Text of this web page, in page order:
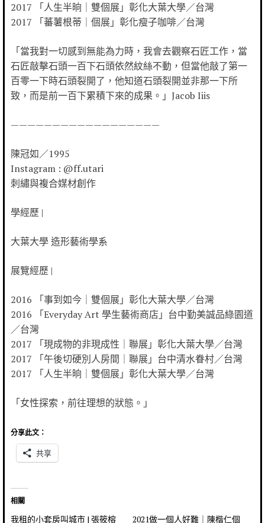
2017 「人生半晌｜雙個展」彰化大葉大學／台灣
2017 「蕃薯根蒂｜個展」彰化瘦子咖啡／台灣
「當我對一切感到無能為力時，我會去觀察石匠工作，當
石匠敲擊石頭一百下石頭依然紋絲不動，但當他敲了第一
百零一下時石頭裂開了，他知道石頭裂開並非那一下所
致，而是前一百下累積下來的成果。」Jacob Iiis
——————————————————
陳冠如／1995
Instagram : @ff.utari
刺繡與複合媒材創作
學經歷 |
大葉大學 造形藝術學系
展覽經歷 |
2016 「事到如今｜雙個展」彰化大葉大學／台灣
2016 「Everyday Art 學生藝術商店」台中勤美誠品綠園道
／台灣
2017 「現成物的非現成性｜聯展」彰化大葉大學／台灣
2017 「午後切硬別人房間｜聯展」台中清水眷村／台灣
2017 「人生半晌｜雙個展」彰化大葉大學／台灣
「女性探索，前往理想的狀態。」
分享此文：
共享
相關
我租的小套房叫城市 | 張筱榕
2021做一個人好難｜陳楷仁個